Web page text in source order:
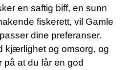
en saftig biff, en sunn
fiskerett, vil Gamle
dine preferanser.
kjærlighet og omsorg, og
at du får en god